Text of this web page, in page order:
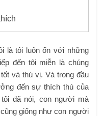
là tôi luôn ổn với những
đến tôi miễn là chúng
và thú vị. Và trong đầu
đến sự thích thú của
đã nói, con người mà
giống như con người